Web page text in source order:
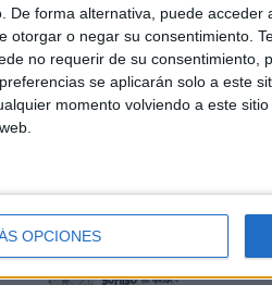
De forma alternativa, puede
otorgar o negar su consentimiento.
no requerir de su consentimiento,
se aplicarán solo a este
momento volviendo a este
OPCIONES
Viernes